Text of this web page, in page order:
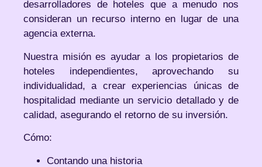
desarrolladores de hoteles que a menudo nos
consideran un recurso interno en lugar de una
agencia externa.
Nuestra misión es ayudar a los propietarios de
hoteles independientes, aprovechando su
individualidad, a crear experiencias únicas de
hospitalidad mediante un servicio detallado y de
calidad, asegurando el retorno de su inversión.
Cómo:
Contando una historia